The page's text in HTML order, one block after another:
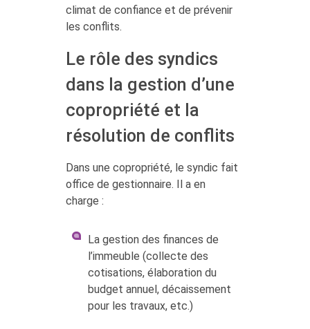
climat de confiance et de prévenir
les conflits.
Le rôle des syndics
dans la gestion d’une
copropriété et la
résolution de conflits
Dans une copropriété, le syndic fait
office de gestionnaire. Il a en
charge :
La gestion des finances de
l’immeuble (collecte des
cotisations, élaboration du
budget annuel, décaissement
pour les travaux, etc.)